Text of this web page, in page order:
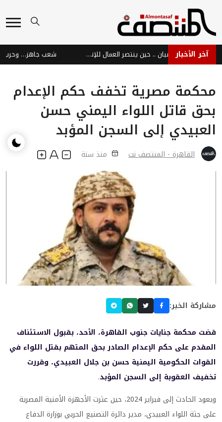
آخر الأخبار نبض عدن الحية رفضًا للعصيان .. حين ينتصر العمال للإنسان والوطن شعب جاهز… وحرب بلا
محكمة مصرية تخفف حكم الإعدام
بحق قاتل اللواء اليمني حسن
العبيدي إلى السجن المؤبد
القاهرة - المنتصف نت منذ سنة
مشاركة الخبر:
قضت محكمة جنايات جنوب القاهرة، الأحد، بقبول الاستئناف
المقدم على حكم الإعدام الصادر بحق المتهم بقتل اللواء في
القوات الحكومية اليمنية حسن بن جلال العبيدي، وقررت
تخفيف العقوبة إلى السجن المؤبد.
ويعود الحادث إلى فبراير 2024، حين عثرت الأجهزة الأمنية المصرية
على جثة اللواء العبيدي، مدير دائرة التصنيع الحربي بوزارة الدفاع